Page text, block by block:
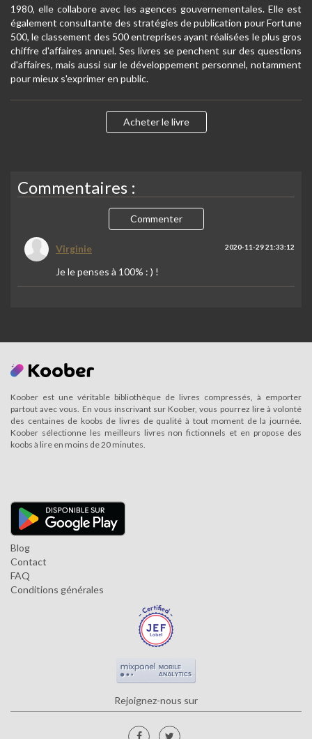
1980, elle collabore avec les agences gouvernementales. Elle est
également consultante des stratégies de publication pour Fortune
500, le classement des 500 entreprises ayant réalisées le plus gros
chiffre d'affaires annuel. Ses livres se penchent sur des questions
d'affaires, mais aussi sur le développement personnel, notamment
pour mieux s'exprimer en public.
Acheter le livre
Commentaires :
Commenter
Virginie 2020-11-29 21:33:12
Je le penses à 100% : ) !
Koober est une véritable bibliothèque de livres compressés, à emporter
partout avec vous. En vous inscrivant sur Koober, vous pourrez lire à volonté
des centaines de koobs de livres de qualité à tout moment de la journée.
Koober sélectionne les meilleurs livres non fictionnels et en propose des
koobs à lire en moins de 20 minutes.
Blog
Contact
FAQ
Conditions générales
Rejoignez-nous sur